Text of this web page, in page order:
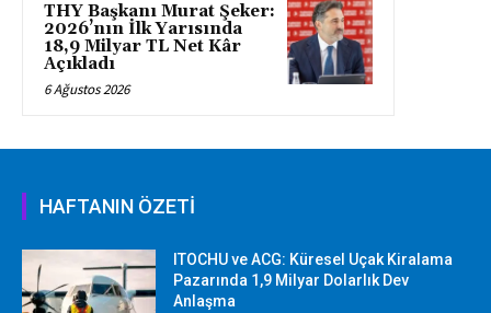
THY Başkanı Murat Şeker:
2026’nın İlk Yarısında
18,9 Milyar TL Net Kâr
Açıkladı
6 Ağustos 2026
HAFTANIN ÖZETİ
ITOCHU ve ACG: Küresel Uçak Kiralama
Pazarında 1,9 Milyar Dolarlık Dev
Anlaşma